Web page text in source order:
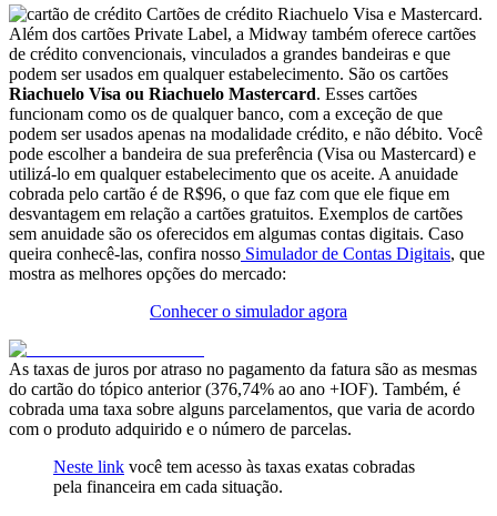
Cartões de crédito Riachuelo Visa e Mastercard.
Além dos cartões Private Label, a Midway também oferece cartões
de crédito convencionais, vinculados a grandes bandeiras e que
podem ser usados em qualquer estabelecimento. São os cartões
Riachuelo Visa ou Riachuelo Mastercard. Esses cartões
funcionam como os de qualquer banco, com a exceção de que
podem ser usados apenas na modalidade crédito, e não débito. Você
pode escolher a bandeira de sua preferência (Visa ou Mastercard) e
utilizá-lo em qualquer estabelecimento que os aceite. A anuidade
cobrada pelo cartão é de R$96, o que faz com que ele fique em
desvantagem em relação a cartões gratuitos. Exemplos de cartões
sem anuidade são os oferecidos em algumas contas digitais. Caso
queira conhecê-las, confira nosso Simulador de Contas Digitais, que
mostra as melhores opções do mercado:
Conhecer o simulador agora
As taxas de juros por atraso no pagamento da fatura são as mesmas
do cartão do tópico anterior (376,74% ao ano +IOF). Também, é
cobrada uma taxa sobre alguns parcelamentos, que varia de acordo
com o produto adquirido e o número de parcelas.
Neste link você tem acesso às taxas exatas cobradas
pela financeira em cada situação.